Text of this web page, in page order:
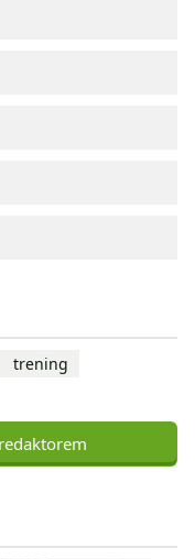
trening